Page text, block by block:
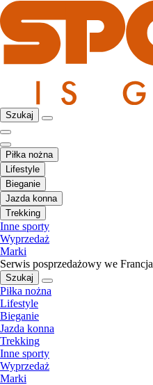
Szukaj
Piłka nożna
Lifestyle
Bieganie
Jazda konna
Trekking
Inne sporty
Wyprzedaż
Marki
Serwis posprzedażowy we Francja
Szukaj
Piłka nożna
Lifestyle
Bieganie
Jazda konna
Trekking
Inne sporty
Wyprzedaż
Marki